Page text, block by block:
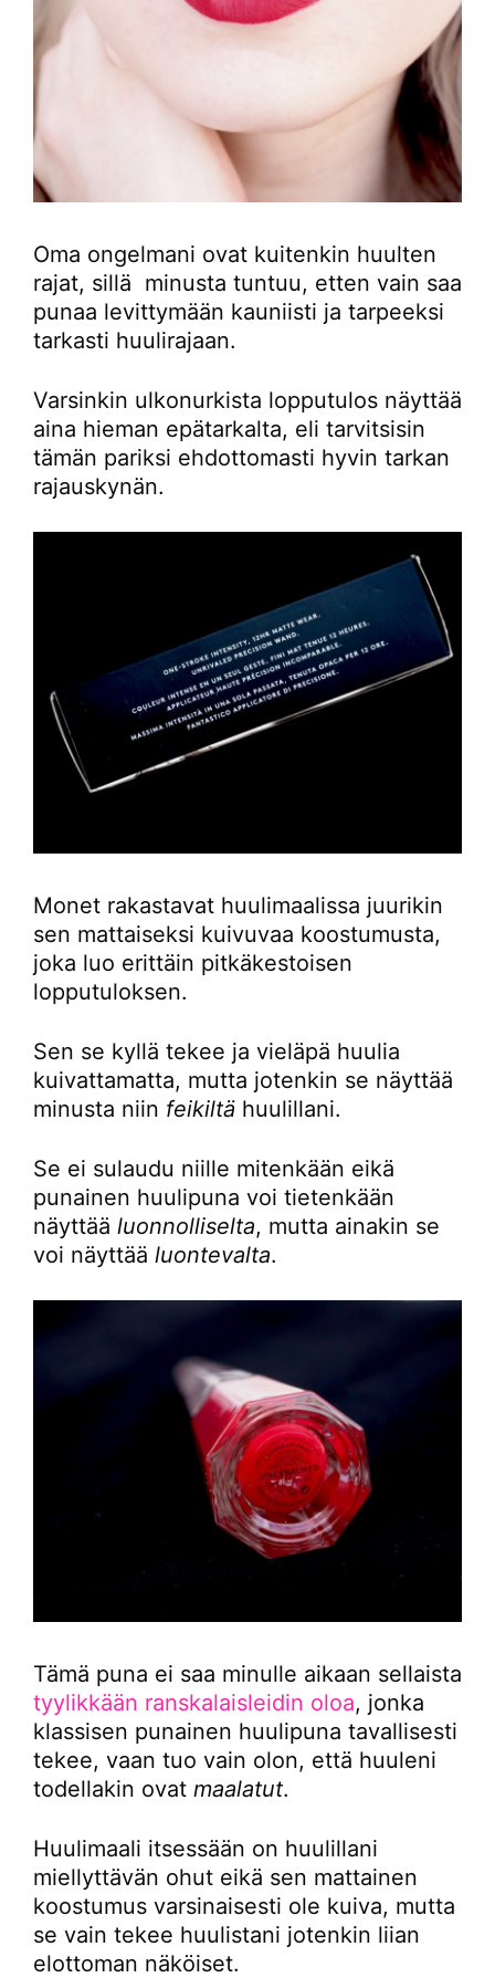
Oma ongelmani ovat kuitenkin huulten
rajat, sillä minusta tuntuu, etten vain saa
punaa levittymään kauniisti ja tarpeeksi
tarkasti huulirajaan.
Varsinkin ulkonurkista lopputulos näyttää
aina hieman epätarkalta, eli tarvitsisin
tämän pariksi ehdottomasti hyvin tarkan
rajauskynän.
Monet rakastavat huulimaalissa juurikin
sen mattaiseksi kuivuvaa koostumusta,
joka luo erittäin pitkäkestoisen
lopputuloksen.
Sen se kyllä tekee ja vieläpä huulia
kuivattamatta, mutta jotenkin se näyttää
minusta niin feikiltä huulillani.
Se ei sulaudu niille mitenkään eikä
punainen huulipuna voi tietenkään
näyttää luonnolliselta, mutta ainakin se
voi näyttää luontevalta.
Tämä puna ei saa minulle aikaan sellaista
tyylikkään ranskalaisleidin oloa, jonka
klassisen punainen huulipuna tavallisesti
tekee, vaan tuo vain olon, että huuleni
todellakin ovat maalatut.
Huulimaali itsessään on huulillani
miellyttävän ohut eikä sen mattainen
koostumus varsinaisesti ole kuiva, mutta
se vain tekee huulistani jotenkin liian
elottoman näköiset.